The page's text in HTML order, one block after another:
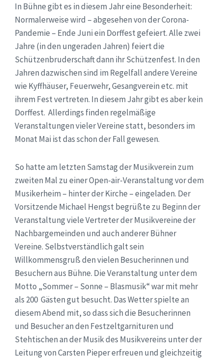
In Bühne gibt es in diesem Jahr eine Besonderheit:
Normalerweise wird – abgesehen von der Corona-
Pandemie – Ende Juni ein Dorffest gefeiert. Alle zwei
Jahre (in den ungeraden Jahren) feiert die
Schützenbruderschaft dann ihr Schützenfest. In den
Jahren dazwischen sind im Regelfall andere Vereine
wie Kyffhäuser, Feuerwehr, Gesangverein etc. mit
ihrem Fest vertreten. In diesem Jahr gibt es aber kein
Dorffest. Allerdings finden regelmäßige
Veranstaltungen vieler Vereine statt, besonders im
Monat Mai ist das schon der Fall gewesen.
So hatte am letzten Samstag der Musikverein zum
zweiten Mal zu einer Open-air-Veranstaltung vor dem
Musikerheim – hinter der Kirche – eingeladen. Der
Vorsitzende Michael Hengst begrüßte zu Beginn der
Veranstaltung viele Vertreter der Musikvereine der
Nachbargemeinden und auch anderer Bühner
Vereine. Selbstverständlich galt sein
Willkommensgruß den vielen Besucherinnen und
Besuchern aus Bühne. Die Veranstaltung unter dem
Motto „Sommer – Sonne – Blasmusik“ war mit mehr
als 200 Gästen gut besucht. Das Wetter spielte an
diesem Abend mit, so dass sich die Besucherinnen
und Besucher an den Festzeltgarnituren und
Stehtischen an der Musik des Musikvereins unter der
Leitung von Carsten Pieper erfreuen und gleichzeitig